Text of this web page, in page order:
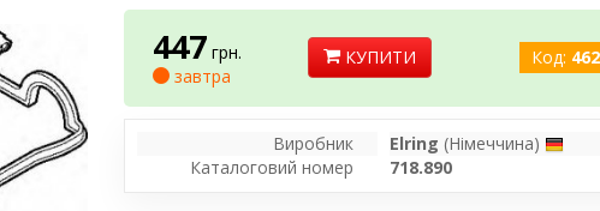
447 грн.
завтра
КУПИТИ Код:
Виробник Elring (Німеччина)
Каталоговий номер
718.890